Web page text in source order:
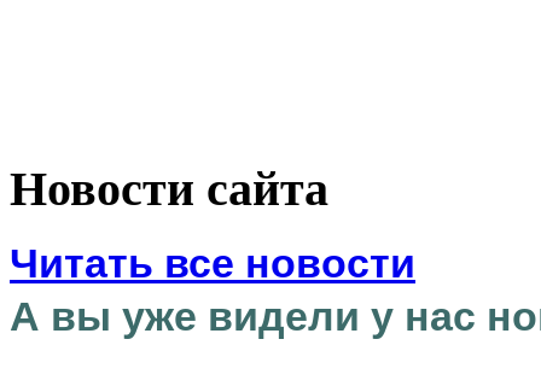
Новости сайта
Читать все новости
А вы уже видели у нас